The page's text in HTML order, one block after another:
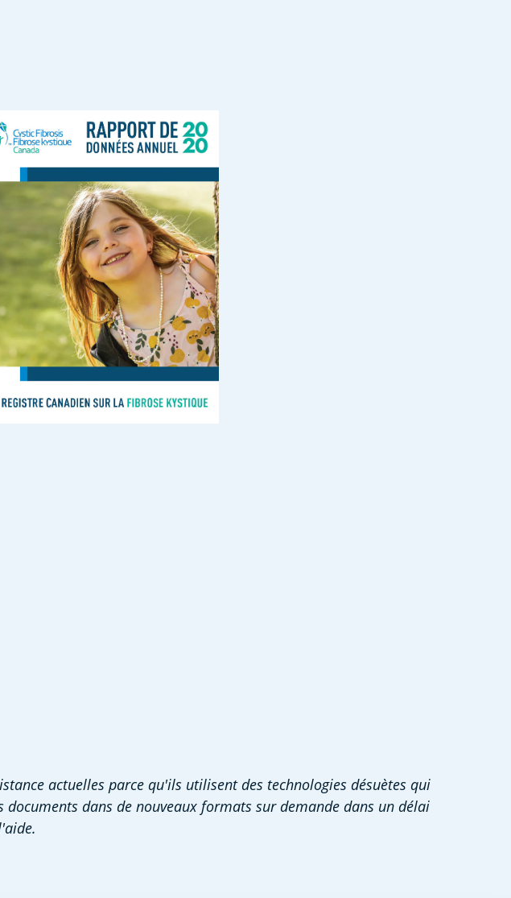
actuelles parce qu'ils utilisent des technologies désuètes qui
dans de nouveaux formats sur demande dans un délai